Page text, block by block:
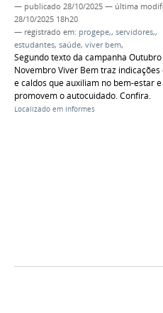
— publicado 28/10/2025 — última
28/10/2025 18h20
— registrado em: progepe,, servidores,,
estudantes, saúde, viver bem,
Segundo texto da campanha
Novembro Viver Bem traz indicações
e caldos que auxiliam no bem-estar e
promovem o autocuidado. Confira.
Localizado em Informes